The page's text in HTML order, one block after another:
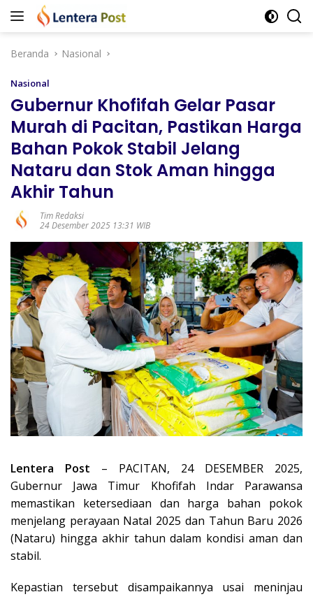
Langsung
Beranda
Nasional
Nasional
Gubernur Khofifah Gelar Pasar
Murah di Pacitan, Pastikan Harga
Bahan Pokok Stabil Jelang
Nataru dan Stok Aman hingga
Akhir Tahun
Tim Redaksi
24 Desember 2025 13:31 WIB
Lentera Post – PACITAN, 24 DESEMBER 2025,
Gubernur Jawa Timur Khofifah Indar Parawansa
memastikan ketersediaan dan harga bahan pokok
menjelang perayaan Natal 2025 dan Tahun Baru 2026
(Nataru) hingga akhir tahun dalam kondisi aman dan
stabil.
Kepastian tersebut disampaikannya usai meninjau